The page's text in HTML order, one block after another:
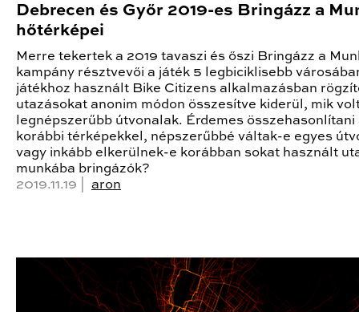
Debrecen és Győr 2019-es Bringázz a
hőtérképei
Merre tekertek a 2019 tavaszi és őszi Bringázz a
kampány résztvevői a játék 5 legbiciklisebb
játékhoz használt Bike Citizens alkalmazásban
utazásokat anonim módon összesítve kiderül, mik
legnépszerűbb útvonalak. Érdemes összehasonlítani
korábbi térképekkel, népszerűbbé váltak-e egyes
vagy inkább elkerülnek-e korábban sokat használt
munkába bringázók?
2019.11.19 | aron